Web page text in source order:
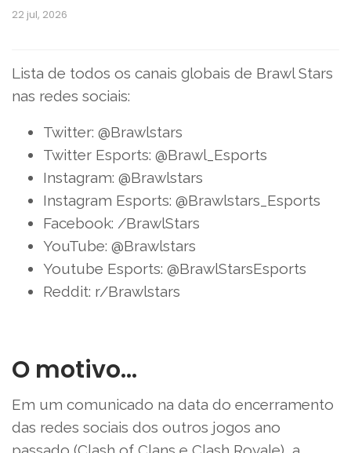
22 jul, 2026
Lista de todos os canais globais de Brawl Stars
nas redes sociais:
Twitter: @Brawlstars
Twitter Esports: @Brawl_Esports
Instagram: @Brawlstars
Instagram Esports: @Brawlstars_Esports
Facebook: /BrawlStars
YouTube: @Brawlstars
Youtube Esports: @BrawlStarsEsports
Reddit: r/Brawlstars
O motivo…
Em um comunicado na data do encerramento
das redes sociais dos outros jogos ano